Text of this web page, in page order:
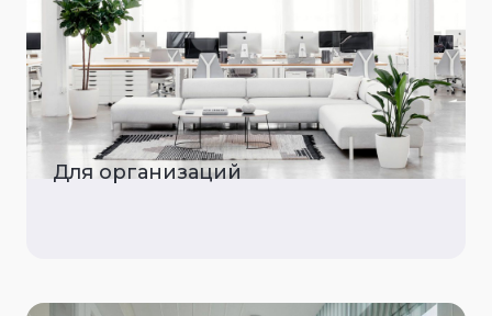
Для организаций